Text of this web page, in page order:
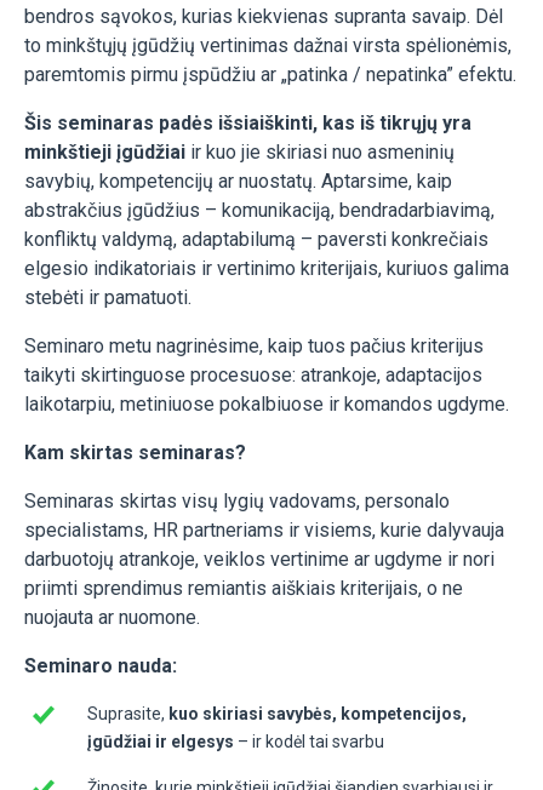
bendros sąvokos, kurias kiekvienas supranta savaip. Dėl
to minkštųjų įgūdžių vertinimas dažnai virsta spėlionėmis,
paremtomis pirmu įspūdžiu ar „patinka / nepatinka” efektu.
Šis seminaras padės išsiaiškinti, kas iš tikrųjų yra
minkštieji įgūdžiai ir kuo jie skiriasi nuo asmeninių
savybių, kompetencijų ar nuostatų. Aptarsime, kaip
abstrakčius įgūdžius – komunikaciją, bendradarbiavimą,
konfliktų valdymą, adaptabilumą – paversti konkrečiais
elgesio indikatoriais ir vertinimo kriterijais, kuriuos galima
stebėti ir pamatuoti.
Seminaro metu nagrinėsime, kaip tuos pačius kriterijus
taikyti skirtinguose procesuose: atrankoje, adaptacijos
laikotarpiu, metiniuose pokalbiuose ir komandos ugdyme.
Kam skirtas seminaras?
Seminaras skirtas visų lygių vadovams, personalo
specialistams, HR partneriams ir visiems, kurie dalyvauja
darbuotojų atrankoje, veiklos vertinime ar ugdyme ir nori
priimti sprendimus remiantis aiškiais kriterijais, o ne
nuojauta ar nuomone.
Seminaro nauda:
Suprasite, kuo skiriasi savybės, kompetencijos,
įgūdžiai ir elgesys – ir kodėl tai svarbu